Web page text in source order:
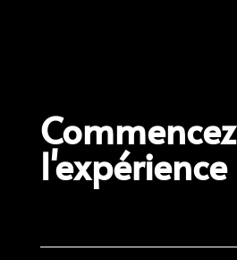
Commencez
l'expérience